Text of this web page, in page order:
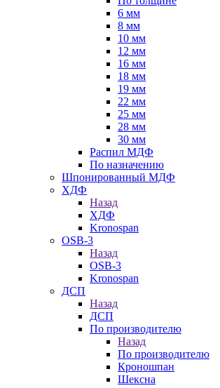
6 мм
8 мм
10 мм
12 мм
16 мм
18 мм
19 мм
22 мм
25 мм
28 мм
30 мм
Распил МДФ
По назначению
Шпонированный МДФ
ХДФ
Назад
ХДФ
Kronospan
OSB-3
Назад
OSB-3
Kronospan
ДСП
Назад
ДСП
По производителю
Назад
По производителю
Кроношпан
Шексна